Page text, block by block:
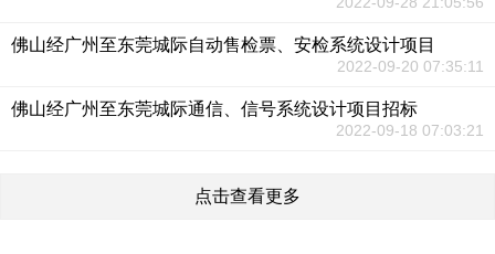
佛山经广州至东莞城际自动售检票、安检系统设计项目
2022-09-20 07:35:11
佛山经广州至东莞城际通信、信号系统设计项目招标
2022-09-18 07:03:21
点击查看更多